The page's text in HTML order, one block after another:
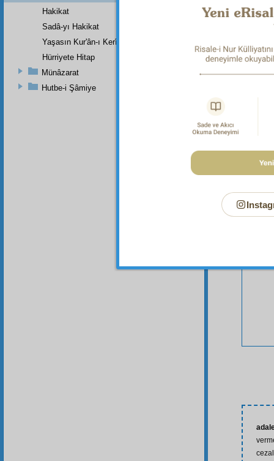
Bu
Hakikat
Sadâ-yı Hakikat
Yaşasın Kur'ân-ı Kerîmin Kanûn-u Esasîleri
Hürriyete Hitap
Münâzarat
Hutbe-i Şâmiye